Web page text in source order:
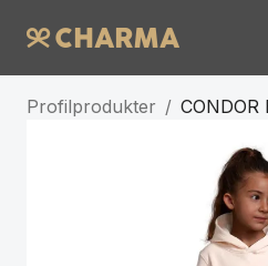
Profilprodukter /